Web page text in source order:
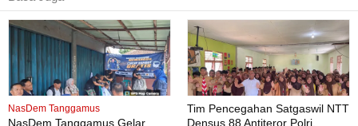
NasDem Tanggamus
NasDem Tanggamus Gelar
Tim Pencegahan Satgaswil NTT
Densus 88 Antiteror Polri,